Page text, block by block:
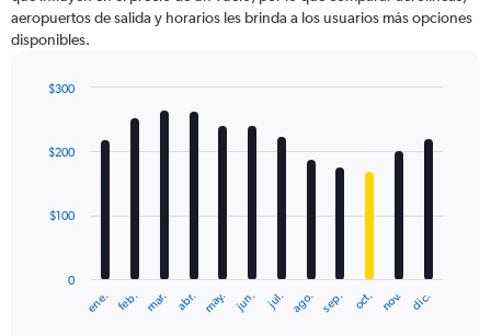
Y
axis
values.
to
aeropuertos de salida y horarios les brinda a los usuarios más opciones
disponibles.
with
12
The
ene. feb. mar. abr. may. jun. jul. ago. sep. oct. nov. dic.
0
$100
$200
$300